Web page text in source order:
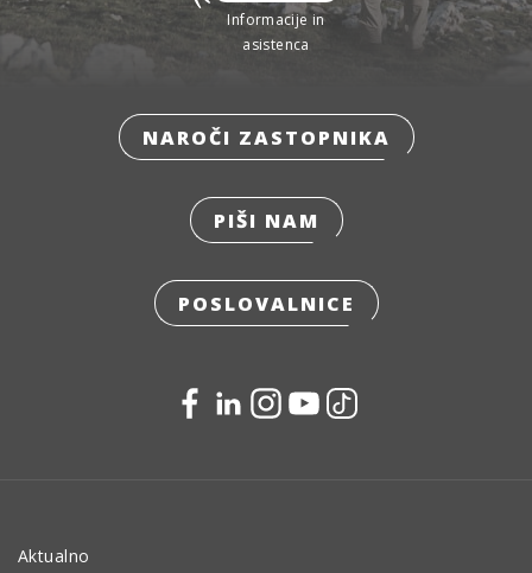
Informacije in
asistenca
NAROČI ZASTOPNIKA
PIŠI NAM
POSLOVALNICE
Aktualno